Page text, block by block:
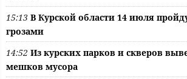
15:13 В Курской области 14 июля
грозами
14:52 Из курских парков и скверов
мешков мусора